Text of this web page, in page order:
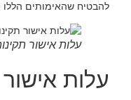
להבטיח שהאימותים הללו
עלות אישור
עלות